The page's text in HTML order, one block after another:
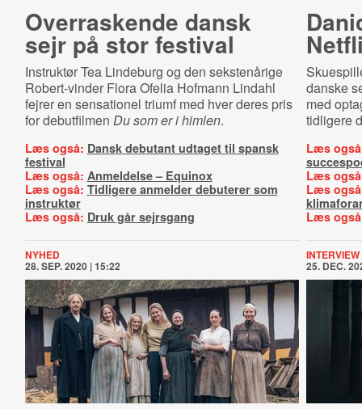
Overraskende dansk
sejr på stor festival
Instruktør Tea Lindeburg og den sekstenårige
Robert-vinder Flora Ofelia Hofmann Lindahl
fejrer en sensationel triumf med hver deres pris
for debutfilmen Du som er i himlen.
Læs også: Dansk debutant udtaget til spansk
festival
Læs også: Anmeldelse – Equinox
Læs også: Tidligere anmelder debuterer som
instruktør
Læs også: Druk går sejrsgang
danske
med
tidligere
Læs
Læs
Læs
Læs
NYHED
28. SEP. 2020 | 15:22
INTERVIEW
25. DEC.